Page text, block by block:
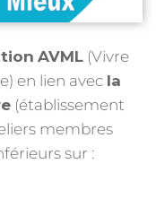
AVML(Vivre
en lien avec la
(établissement
membres
sur :